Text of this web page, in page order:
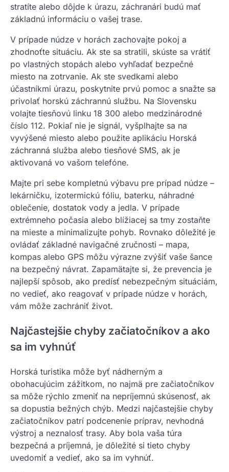
stratíte alebo dôjde k úrazu, záchranári budú mať
základnú informáciu o vašej trase.
V prípade núdze v horách zachovajte pokoj a
zhodnoťte situáciu. Ak ste sa stratili, skúste sa vrátiť
po vlastných stopách alebo vyhľadať bezpečné
miesto na zotrvanie. Ak ste svedkami alebo
účastníkmi úrazu, poskytnite prvú pomoc a snažte sa
privolať horskú záchrannú službu. Na Slovensku
volajte tiesňovú linku 18 300 alebo medzinárodné
číslo 112. Pokiaľ nie je signál, vyšplhajte sa na
vyvýšené miesto alebo použite aplikáciu Horská
záchranná služba alebo tiesňové SMS, ak je
aktivovaná vo vašom telefóne.
Majte pri sebe kompletnú výbavu pre prípad núdze –
lekárničku, izotermickú fóliu, baterku, náhradné
oblečenie, dostatok vody a jedla. V prípade
extrémneho počasia alebo blížiacej sa tmy zostaňte
na mieste a minimalizujte pohyb. Rovnako dôležité je
ovládať základné navigačné zručnosti – mapa,
kompas alebo GPS môžu výrazne zvýšiť vaše šance
na bezpečný návrat. Zapamätajte si, že prevencia je
najlepší spôsob, ako predísť nebezpečným situáciám,
no vedieť, ako reagovať v prípade núdze v horách,
vám môže zachrániť život.
Najčastejšie chyby začiatočníkov a ako
sa im vyhnúť
Horská turistika môže byť nádherným a
obohacujúcim zážitkom, no najmä pre začiatočníkov
sa môže rýchlo zmeniť na nepríjemnú skúsenosť, ak
sa dopustia bežných chýb. Medzi najčastejšie chyby
začiatočníkov patrí podcenenie príprav, nevhodná
výstroj a neznalosť trasy. Aby bola vaša túra
bezpečná a príjemná, je dôležité si tieto chyby
uvedomiť a vedieť, ako sa im vyhnúť.